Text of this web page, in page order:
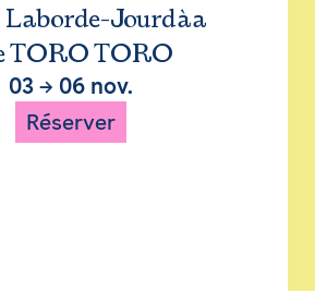
Jourdàa
TORO TORO
03 → 06 nov.
Réserver